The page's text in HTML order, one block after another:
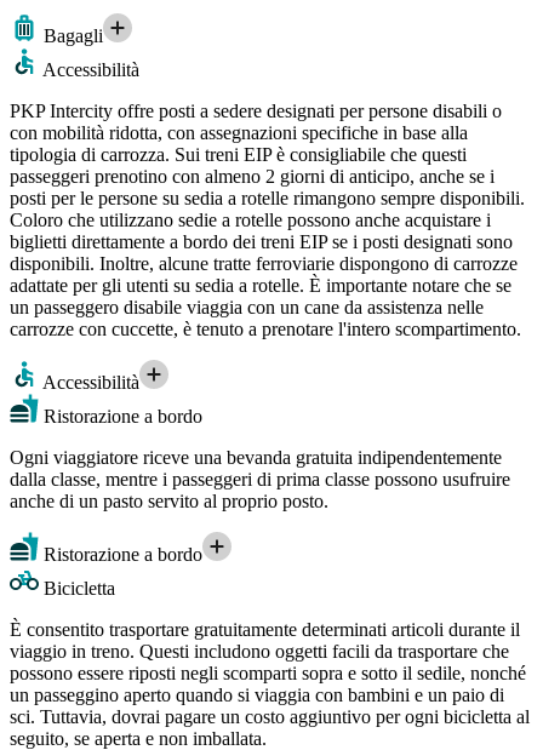
Bagagli
Accessibilità
PKP Intercity offre posti a sedere designati per persone disabili o
con mobilità ridotta, con assegnazioni specifiche in base alla
tipologia di carrozza. Sui treni EIP è consigliabile che questi
passeggeri prenotino con almeno 2 giorni di anticipo, anche se i
posti per le persone su sedia a rotelle rimangono sempre disponibili.
Coloro che utilizzano sedie a rotelle possono anche acquistare i
biglietti direttamente a bordo dei treni EIP se i posti designati sono
disponibili. Inoltre, alcune tratte ferroviarie dispongono di carrozze
adattate per gli utenti su sedia a rotelle. È importante notare che se
un passeggero disabile viaggia con un cane da assistenza nelle
carrozze con cuccette, è tenuto a prenotare l'intero scompartimento.
Accessibilità
Ristorazione a bordo
Ogni viaggiatore riceve una bevanda gratuita indipendentemente
dalla classe, mentre i passeggeri di prima classe possono usufruire
anche di un pasto servito al proprio posto.
Ristorazione a bordo
Bicicletta
È consentito trasportare gratuitamente determinati articoli durante il
viaggio in treno. Questi includono oggetti facili da trasportare che
possono essere riposti negli scomparti sopra e sotto il sedile, nonché
un passeggino aperto quando si viaggia con bambini e un paio di
sci. Tuttavia, dovrai pagare un costo aggiuntivo per ogni bicicletta al
seguito, se aperta e non imballata.